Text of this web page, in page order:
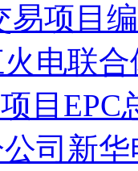
项目
电联
目EPC
司新